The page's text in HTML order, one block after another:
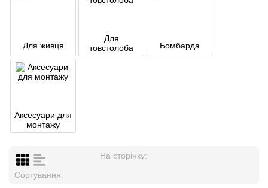
Для живця
Для
товстолоба
Бомбарда
Аксесуари для
монтажу
На сторінку:
Сортування: